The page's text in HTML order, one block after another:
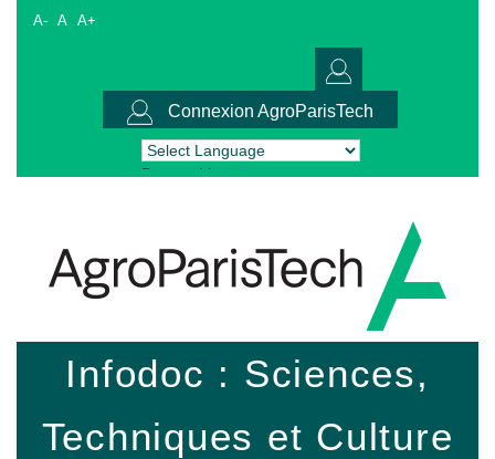
A- A A+
Connexion AgroParisTech
Powered by Translate
Infodoc : Sciences,
Techniques et Culture